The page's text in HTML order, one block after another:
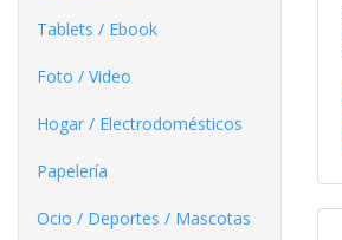
Tablets / Ebook
Foto / Video
Hogar / Electrodomésticos
Papelería
Ocio / Deportes / Mascotas